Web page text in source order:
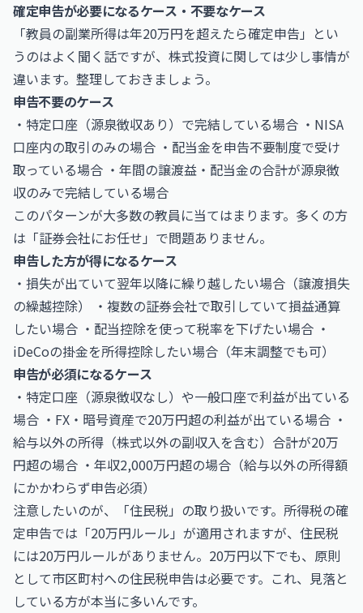
確定申告が必要になるケース・不要なケース
「教員の副業所得は年20万円を超えたら確定申告」とい
うのはよく聞く話ですが、株式投資に関しては少し事情が
違います。整理しておきましょう。
申告不要のケース
・特定口座（源泉徴収あり）で完結している場合 ・NISA
口座内の取引のみの場合 ・配当金を申告不要制度で受け
取っている場合 ・年間の譲渡益・配当金の合計が源泉徴
収のみで完結している場合
このパターンが大多数の教員に当てはまります。多くの方
は「証券会社にお任せ」で問題ありません。
申告した方が得になるケース
・損失が出ていて翌年以降に繰り越したい場合（譲渡損失
の繰越控除） ・複数の証券会社で取引していて損益通算
したい場合 ・配当控除を使って税率を下げたい場合 ・
iDeCoの掛金を所得控除したい場合（年末調整でも可）
申告が必須になるケース
・特定口座（源泉徴収なし）や一般口座で利益が出ている
場合 ・FX・暗号資産で20万円超の利益が出ている場合 ・
給与以外の所得（株式以外の副収入を含む）合計が20万
円超の場合 ・年収2,000万円超の場合（給与以外の所得額
にかかわらず申告必須）
注意したいのが、「住民税」の取り扱いです。所得税の確
定申告では「20万円ルール」が適用されますが、住民税
には20万円ルールがありません。20万円以下でも、原則
として市区町村への住民税申告は必要です。これ、見落と
している方が本当に多いんです。